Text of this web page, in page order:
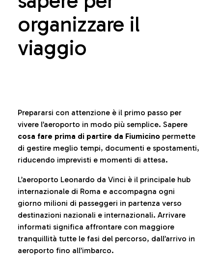
organizzare il
viaggio
Prepararsi con attenzione è il primo passo per
vivere l’aeroporto in modo più semplice. Sapere
cosa fare prima di partire da Fiumicino permette
di gestire meglio tempi, documenti e spostamenti,
riducendo imprevisti e momenti di attesa.
L’aeroporto Leonardo da Vinci è il principale hub
internazionale di Roma e accompagna ogni
giorno milioni di passeggeri in partenza verso
destinazioni nazionali e internazionali. Arrivare
informati significa affrontare con maggiore
tranquillità tutte le fasi del percorso, dall’arrivo in
aeroporto fino all’imbarco.